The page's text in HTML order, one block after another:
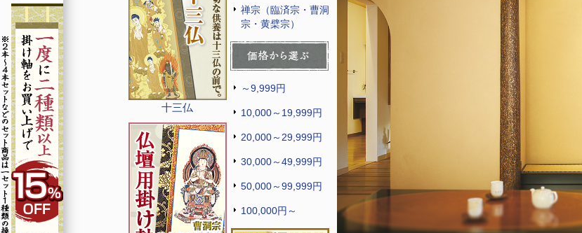
十三仏
禅宗（臨済宗・曹洞
宗・黄檗宗）
～9,999円
10,000～19,999円
20,000～29,999円
30,000～49,999円
50,000～99,999円
100,000円～